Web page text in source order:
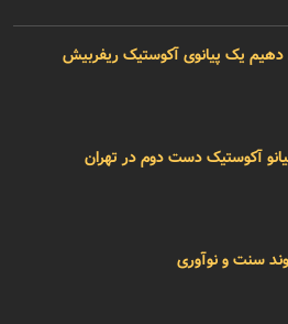
یک پیانوی آکوستیک ریفربیش
آکوستیک دست دوم در تهران
سنت و نوآوری